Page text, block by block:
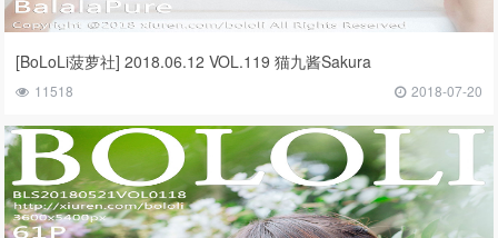
[BoLoLi菠萝社] 2018.06.12 VOL.119 猫九酱Sakura
11518 2018-07-20